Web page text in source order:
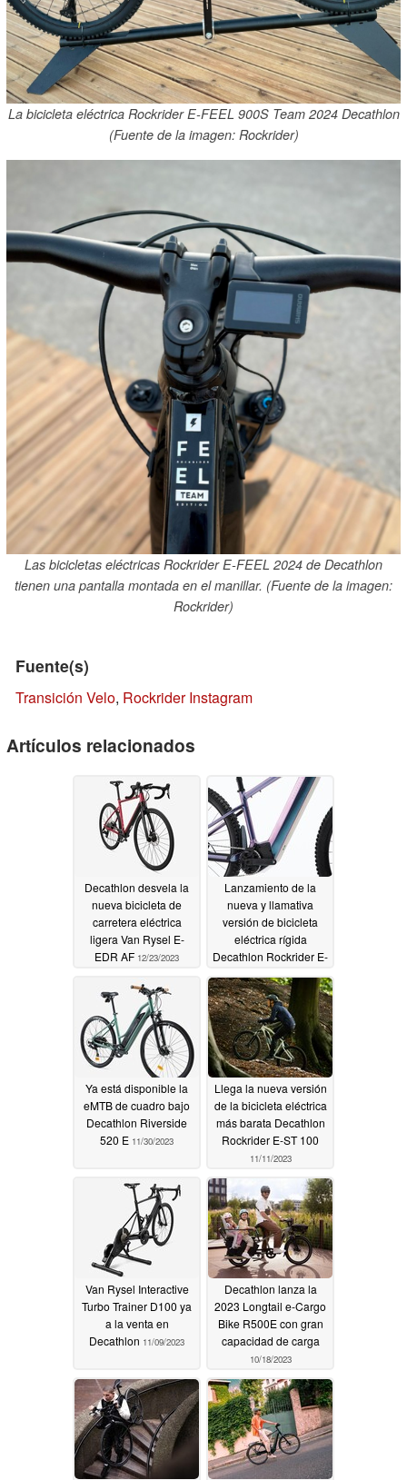
La bicicleta eléctrica Rockrider E-FEEL 900S Team 2024 Decathlon
(Fuente de la imagen: Rockrider)
Las bicicletas eléctricas Rockrider E-FEEL 2024 de Decathlon
tienen una pantalla montada en el manillar. (Fuente de la imagen:
Rockrider)
Fuente(s)
Transición Velo, Rockrider Instagram
Artículos relacionados
Decathlon desvela la
nueva bicicleta de
carretera eléctrica
ligera Van Rysel E-
EDR AF 12/23/2023
Lanzamiento de la
nueva y llamativa
versión de bicicleta
eléctrica rígida
Decathlon Rockrider E-
12/05/2023
Ya está disponible la
eMTB de cuadro bajo
Decathlon Riverside
520 E 11/30/2023
Llega la nueva versión
de la bicicleta eléctrica
más barata Decathlon
Rockrider E-ST 100
11/11/2023
Van Rysel Interactive
Turbo Trainer D100 ya
a la venta en
Decathlon 11/09/2023
Decathlon lanza la
2023 Longtail e-Cargo
Bike R500E con gran
capacidad de carga
10/18/2023